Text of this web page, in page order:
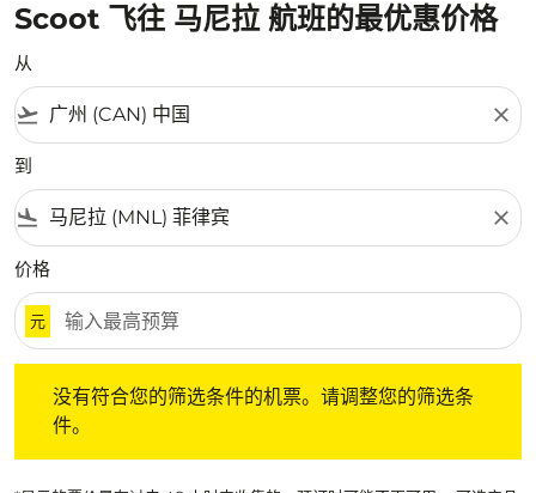
Scoot 飞往 马尼拉 航班的最优惠价格
从
flight_takeoff close
到
flight_land close
价格
元
没有符合您的筛选条件的机票。请调整您的筛选条
件。